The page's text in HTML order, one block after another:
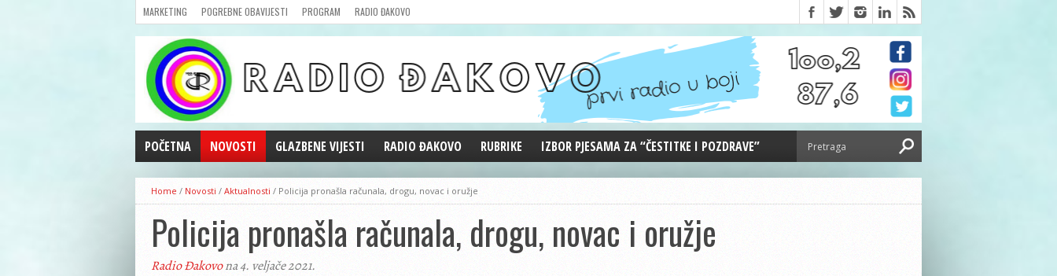
MARKETING POGREBNE OBAVIJESTI PROGRAM RADIO ĐAKOVO
POČETNA NOVOSTI
AKTUALNOSTI
CRNA KRONIKA
POLITIKA
ZANIMLJIVOSTI
GOSPODARSTVO
GLAZBENE VIJESTI RADIO ĐAKOVO
MARKETING
RUBRIKE
REPRIZE EMISIJA
DOBRE VIBRACIJE
ĐAKOVO GRADE
WEB ANKETA
IZBOR PJESAMA ZA “ČESTITKE I POZDRAVE”
Home / Novosti / Aktualnosti / Policija pronašla računala, drogu, novac i oružje
Policija pronašla računala, drogu, novac i oružje
Radio Đakovona 4. veljače 2021.